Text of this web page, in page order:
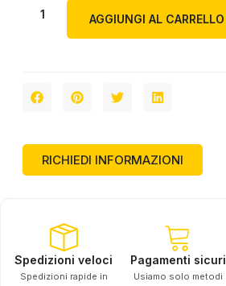
AGGIUNGI AL CARRELLO
RICHIEDI INFORMAZIONI
Spedizioni veloci
Spedizioni rapide in
Pagamenti sicuri
Usiamo solo metodi